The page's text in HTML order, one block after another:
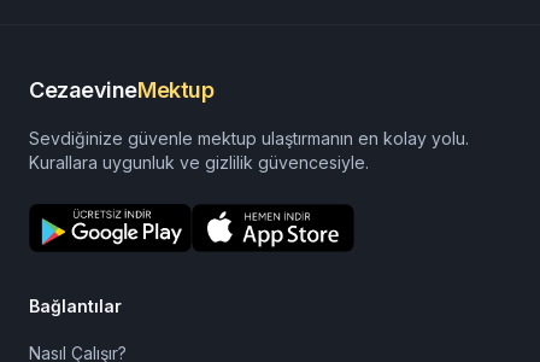
CezaevineMektup
Sevdiğinize güvenle mektup ulaştırmanın en kolay yolu.
Kurallara uygunluk ve gizlilik güvencesiyle.
Bağlantılar
Nasıl Çalışır?